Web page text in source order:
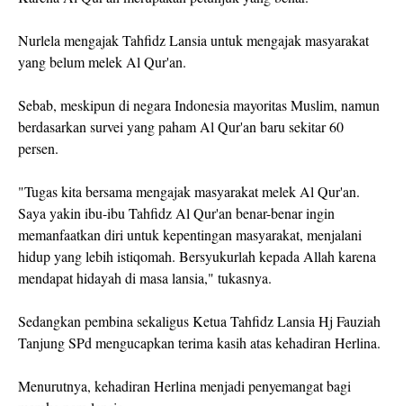
Nurlela mengajak Tahfidz Lansia untuk mengajak masyarakat
yang belum melek Al Qur'an.
Sebab, meskipun di negara Indonesia mayoritas Muslim, namun
berdasarkan survei yang paham Al Qur'an baru sekitar 60
persen.
"Tugas kita bersama mengajak masyarakat melek Al Qur'an.
Saya yakin ibu-ibu Tahfidz Al Qur'an benar-benar ingin
memanfaatkan diri untuk kepentingan masyarakat, menjalani
hidup yang lebih istiqomah. Bersyukurlah kepada Allah karena
mendapat hidayah di masa lansia," tukasnya.
Sedangkan pembina sekaligus Ketua Tahfidz Lansia Hj Fauziah
Tanjung SPd mengucapkan terima kasih atas kehadiran Herlina.
Menurutnya, kehadiran Herlina menjadi penyemangat bagi